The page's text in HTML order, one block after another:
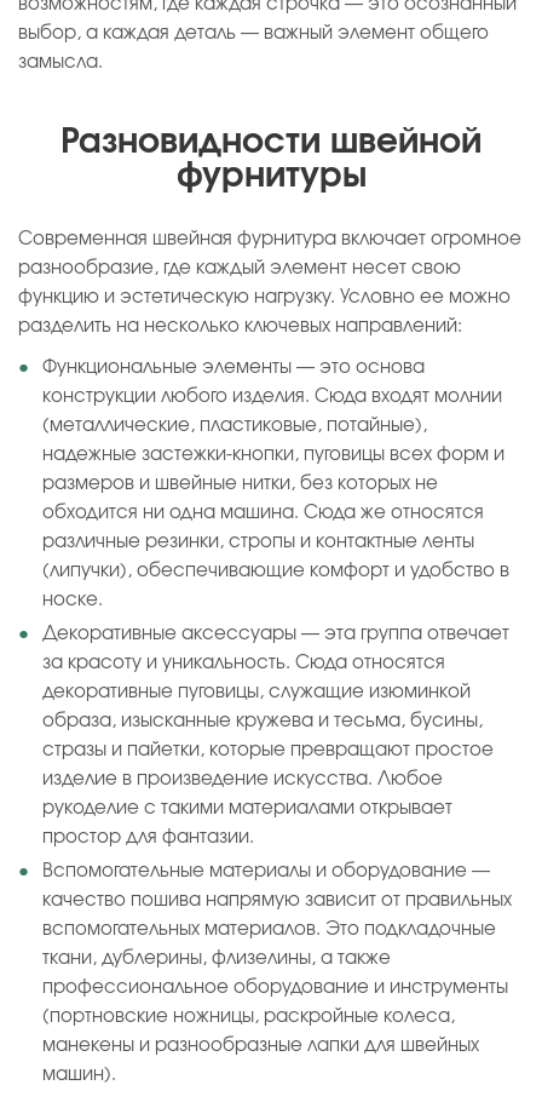
возможностям, где каждая строчка — это осознанный
выбор, а каждая деталь — важный элемент общего
замысла.
Разновидности швейной
фурнитуры
Современная швейная фурнитура включает огромное
разнообразие, где каждый элемент несет свою
функцию и эстетическую нагрузку. Условно ее можно
разделить на несколько ключевых направлений:
Функциональные элементы — это основа
конструкции любого изделия. Сюда входят молнии
(металлические, пластиковые, потайные),
надежные застежки-кнопки, пуговицы всех форм и
размеров и швейные нитки, без которых не
обходится ни одна машина. Сюда же относятся
различные резинки, стропы и контактные ленты
(липучки), обеспечивающие комфорт и удобство в
носке.
Декоративные аксессуары — эта группа отвечает
за красоту и уникальность. Сюда относятся
декоративные пуговицы, служащие изюминкой
образа, изысканные кружева и тесьма, бусины,
стразы и пайетки, которые превращают простое
изделие в произведение искусства. Любое
рукоделие с такими материалами открывает
простор для фантазии.
Вспомогательные материалы и оборудование —
качество пошива напрямую зависит от правильных
вспомогательных материалов. Это подкладочные
ткани, дублерины, флизелины, а также
профессиональное оборудование и инструменты
(портновские ножницы, раскройные колеса,
манекены и разнообразные лапки для швейных
машин).